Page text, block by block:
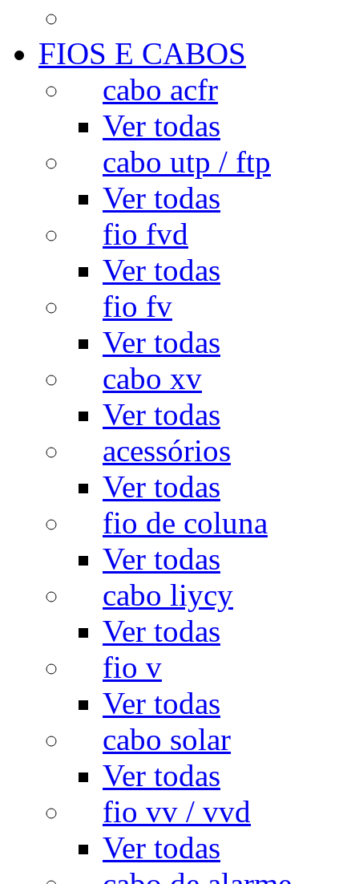
FIOS E CABOS
cabo acfr
Ver todas
cabo utp / ftp
Ver todas
fio fvd
Ver todas
fio fv
Ver todas
cabo xv
Ver todas
acessórios
Ver todas
fio de coluna
Ver todas
cabo liycy
Ver todas
fio v
Ver todas
cabo solar
Ver todas
fio vv / vvd
Ver todas